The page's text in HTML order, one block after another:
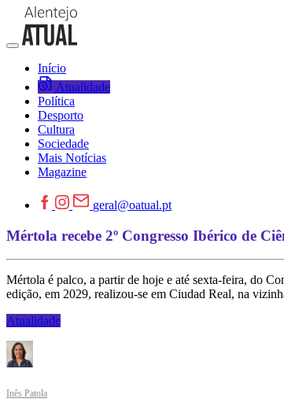
Início
Atualidade
Política
Desporto
Cultura
Sociedade
Mais Notícias
Magazine
geral@oatual.pt
Mértola recebe 2º Congresso Ibérico de
Mértola é palco, a partir de hoje e até sexta-feira, do
edição, em 2029, realizou-se em Ciudad Real, na
Atualidade
Inês Patola